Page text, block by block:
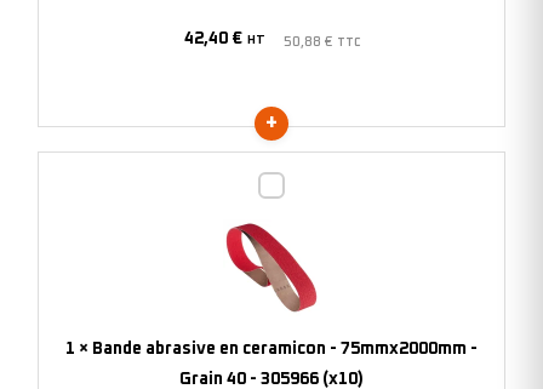
40
(x20)
42,40 € HT 50,88 €
en
ceramicon
1 × Bande abrasive en ceramicon - 75mmx2000mm -
Grain 40 - 305966 (x10)